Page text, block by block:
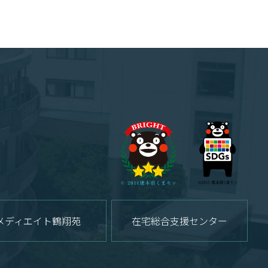
ディエイト鶴翔苑 在宅総合支援センター